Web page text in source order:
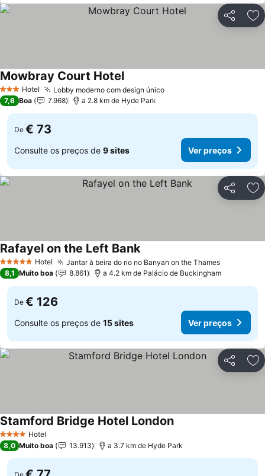
Partilhar
3 EstrelasHotel Lobby moderno com design único
Mowbray Court Hotel
7,6 Boa 7.968 a 2.8 km de Hyde Park
De € 73
Consulte os preços de 9 sites Ver preços
Partilhar
5 Estrelas Hotel Jantar à beira do rio no Banyan on the Thames
Rafayel on the Left Bank
8,1 Muito boa 8.861 a 4.2 km de Palácio de Buckingham
De € 126
Consulte os preços de 15 sites Ver preços
Partilhar
4 EstrelasHotel
Stamford Bridge Hotel London
8,0 Muito boa 13.913 a 3.7 km de Hyde Park
De